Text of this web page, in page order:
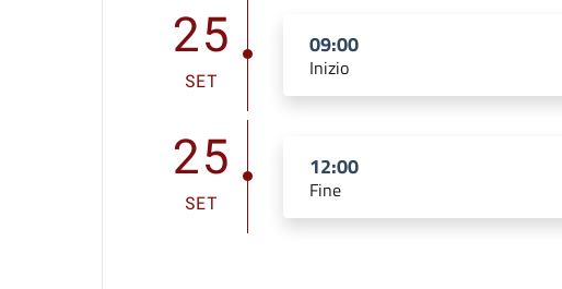
25
SET
09:00
Inizio
25
SET
12:00
Fine